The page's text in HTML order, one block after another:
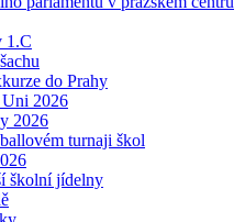
1.C
do Prahy
Uni 2026
2026
turnaji škol
školní jídelny